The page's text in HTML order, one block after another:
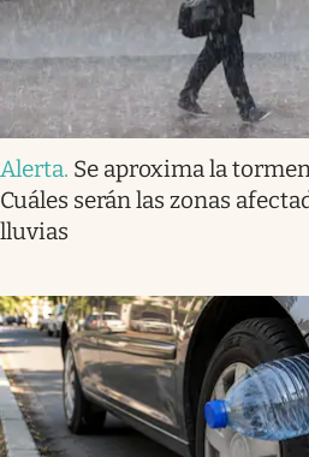
Alerta. Se aproxima la
Cuáles serán las zonas
lluvias